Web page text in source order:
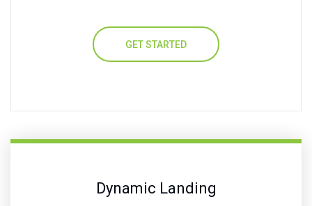
GET STARTED
Dynamic Landing